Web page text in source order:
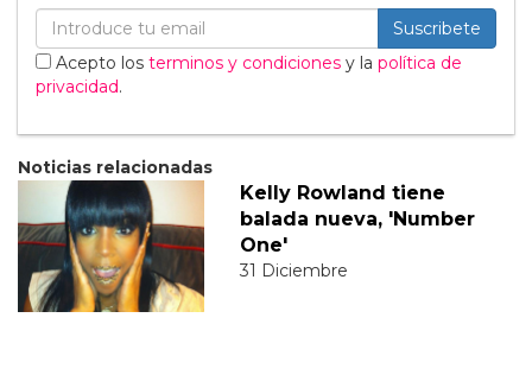
Suscribete
Acepto los terminos y condiciones y la política de
privacidad.
Noticias relacionadas
Kelly Rowland tiene
balada nueva, 'Number
One'
31 Diciembre